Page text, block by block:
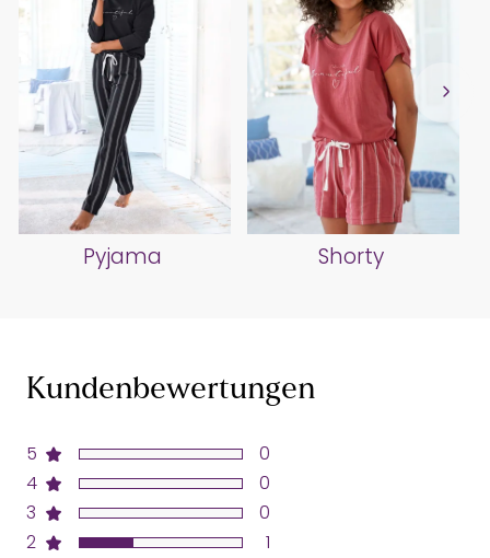
Pyjama Shorty
Kundenbewertungen
5
4
3
2
0
0
0
1